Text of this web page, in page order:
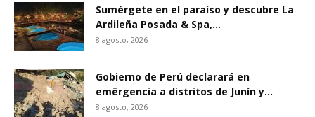
Sumérgete en el paraíso y descubre La
Ardileña Posada & Spa,...
8 agosto, 2026
Gobierno de Perú declarará en
emërgencia a distritos de Junín y...
8 agosto, 2026